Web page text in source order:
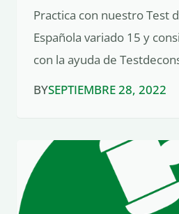
Practica con nuestro Test
Española variado 15 y
con la ayuda de
BYSEPTIEMBRE 28, 2022